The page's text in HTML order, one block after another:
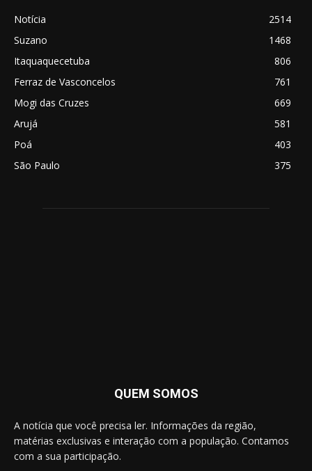
Notícia
2514
Suzano
1468
Itaquaquecetuba
806
Ferraz de Vasconcelos
761
Mogi das Cruzes
669
Arujá
581
Poá
403
São Paulo
375
QUEM SOMOS
A notícia que você precisa ler. Informações da região,
matérias exclusivas e interação com a população. Contamos
com a sua participação.